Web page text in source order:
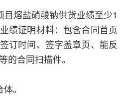
熔盐硝酸钠供货业绩至少1
绩证明材料：包含合同首页
订时间、签字盖章页、能反
的合同扫描件。
。